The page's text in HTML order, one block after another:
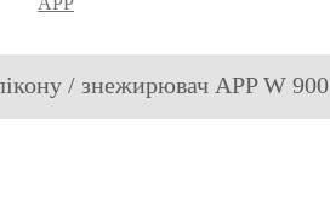
/ знежирювач APP W